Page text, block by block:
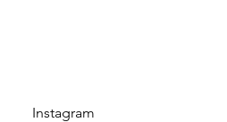
Instagram